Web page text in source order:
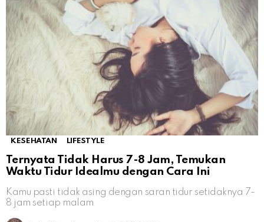
KESEHATAN LIFESTYLE
Ternyata Tidak Harus 7-8 Jam, Temukan
Waktu Tidur Idealmu dengan Cara Ini
Kamu pasti tidak asing dengan saran tidur setidaknya 7-
8 jam setiap malam